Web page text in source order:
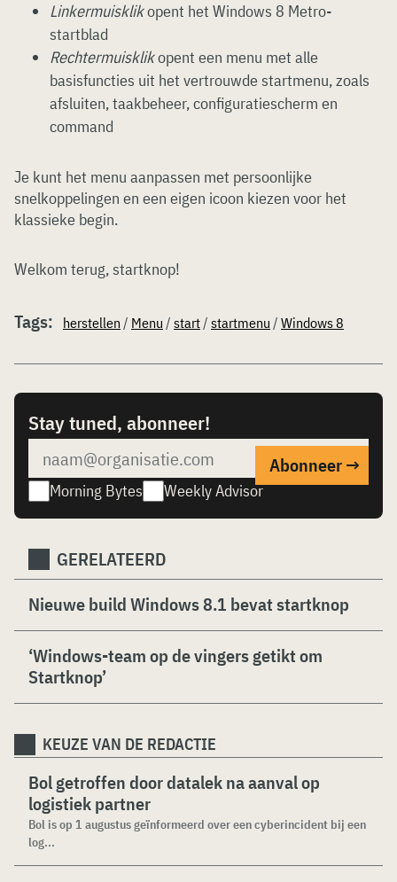
Linkermuisklikopent het Windows 8 Metro-
startblad
Rechtermuisklikopent een menu met alle
basisfuncties uit het vertrouwde startmenu, zoals
afsluiten, taakbeheer, configuratiescherm en
command
Je kunt het menu aanpassen met persoonlijke
snelkoppelingen en een eigen icoon kiezen voor het
klassieke begin.
Welkom terug, startknop!
Tags: herstellen / Menu / start/ startmenu / Windows 8
Stay tuned, abonneer!
Morning Bytes Weekly Advisor
GERELATEERD
Nieuwe build Windows 8.1 bevat startknop
‘Windows-team op de vingers getikt om
Startknop’
KEUZE VAN DE REDACTIE
Bol getroffen door datalek na aanval op
logistiek partner
Bol is op 1 augustus geïnformeerd over een cyberincident bij een
log...